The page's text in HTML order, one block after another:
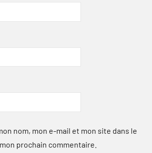
nom, mon e-mail et mon site dans le
prochain commentaire.